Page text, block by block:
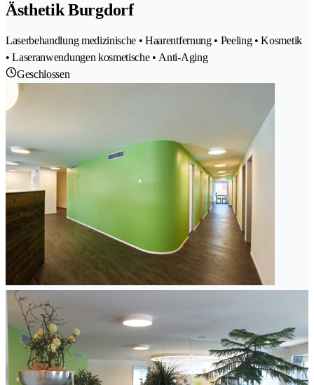
Ästhetik Burgdorf
Laserbehandlung medizinische • Haarentfernung • Peeling • Kosmetik
• Laseranwendungen kosmetische • Anti-Aging
Geschlossen